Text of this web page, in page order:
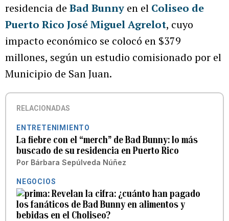
residencia de Bad Bunny en el Coliseo de
Puerto Rico José Miguel Agrelot, cuyo
impacto económico se colocó en $379
millones, según un estudio comisionado por el
Municipio de San Juan.
RELACIONADAS
ENTRETENIMIENTO
La fiebre con el “merch” de Bad Bunny: lo más
buscado de su residencia en Puerto Rico
Por Bárbara Sepúlveda Núñez
NEGOCIOS
Revelan la cifra: ¿cuánto han pagado
los fanáticos de Bad Bunny en alimentos y
bebidas en el Choliseo?